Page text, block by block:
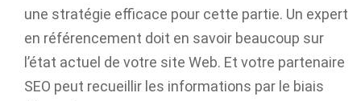
une stratégie efficace pour cette partie. Un expert
en référencement doit en savoir beaucoup sur
l’état actuel de votre site Web. Et votre partenaire
SEO peut recueillir les informations par le biais